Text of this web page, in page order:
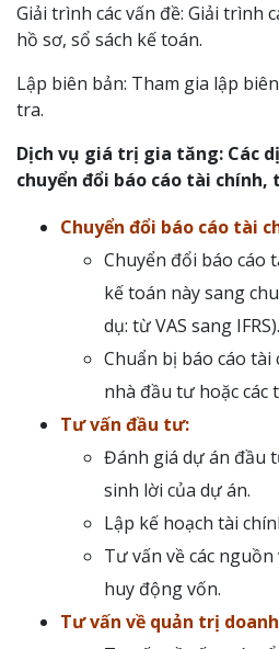
Giải trình các vấn đề: Giải trình
hồ sơ, sổ sách kế toán.
Lập biên bản: Tham gia lập
tra.
Dịch vụ giá trị gia tăng: Các
chuyển đổi báo cáo tài
Chuyển đổi báo cáo tài
Chuyển đổi báo cáo
kế toán này sang
dụ: từ VAS sang IFRS).
Chuẩn bị báo cáo tài
nhà đầu tư hoặc các
Tư vấn đầu tư:
Đánh giá dự án đầu
sinh lời của dự án.
Lập kế hoạch tài
Tư vấn về các
huy động vốn.
Tư vấn về quản trị